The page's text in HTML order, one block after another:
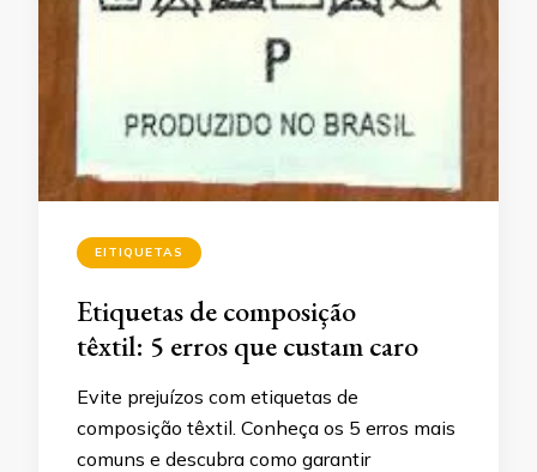
EITIQUETAS
Etiquetas de composição
têxtil: 5 erros que custam caro
Evite prejuízos com etiquetas de
composição têxtil. Conheça os 5 erros mais
comuns e descubra como garantir